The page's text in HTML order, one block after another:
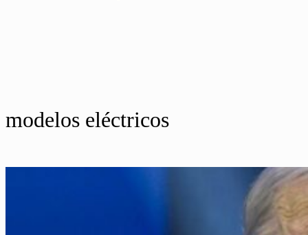
modelos eléctricos